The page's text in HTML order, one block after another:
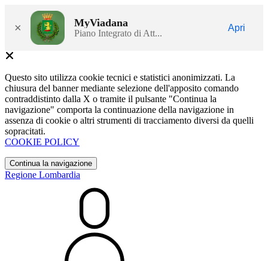
× MyViadana
Piano Integrato di Att...
Apri
Questo sito utilizza cookie tecnici e statistici anonimizzati. La
chiusura del banner mediante selezione dell'apposito comando
contraddistinto dalla X o tramite il pulsante "Continua la
navigazione" comporta la continuazione della navigazione in
assenza di cookie o altri strumenti di tracciamento diversi da quelli
sopracitati.
COOKIE POLICY
Continua la navigazione
Regione Lombardia